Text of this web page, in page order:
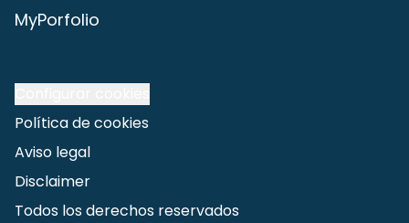
MyPorfolio
Política de cookies
Aviso legal
Disclaimer
Todos los derechos reservados